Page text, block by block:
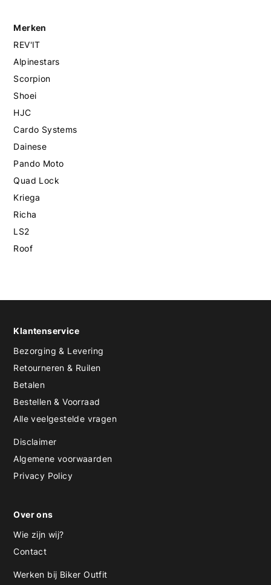
Merken
REV'IT
Alpinestars
Scorpion
Shoei
HJC
Cardo Systems
Dainese
Pando Moto
Quad Lock
Kriega
Richa
LS2
Roof
Klantenservice
Bezorging & Levering
Retourneren & Ruilen
Betalen
Bestellen & Voorraad
Alle veelgestelde vragen
Disclaimer
Algemene voorwaarden
Privacy Policy
Over ons
Wie zijn wij?
Contact
Werken bij Biker Outfit